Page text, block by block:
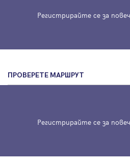
Регистрирайте се за
ПРОВЕРЕТЕ МАРШРУТ
Регистрирайте се за